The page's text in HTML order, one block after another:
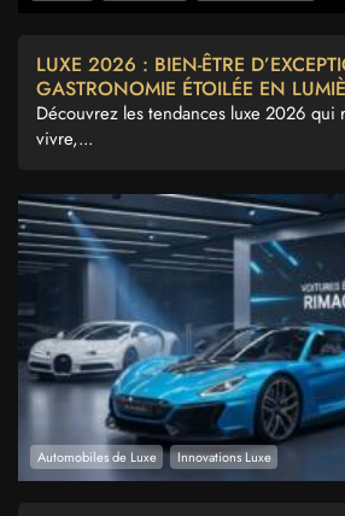
LUXE 2026 : BIEN-ÊTRE
GASTRONOMIE ÉTOILÉE EN
Découvrez les tendances luxe 2026 qui
vivre,...
Automobiles de Luxe Innovations Luxe